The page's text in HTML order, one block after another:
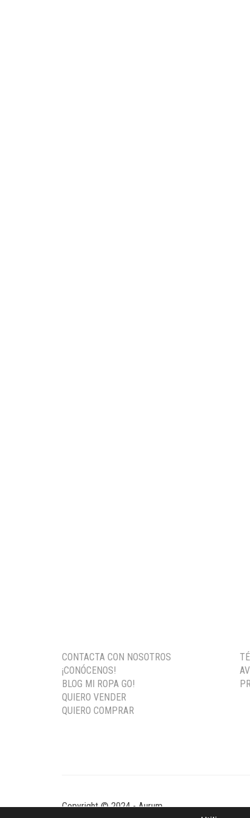
CONTACTA CON NOSOTROS
¡CONÓCENOS!
BLOG MI ROPA GO!
QUIERO VENDER
QUIERO COMPRAR
Copyright © 2024 - Aurum